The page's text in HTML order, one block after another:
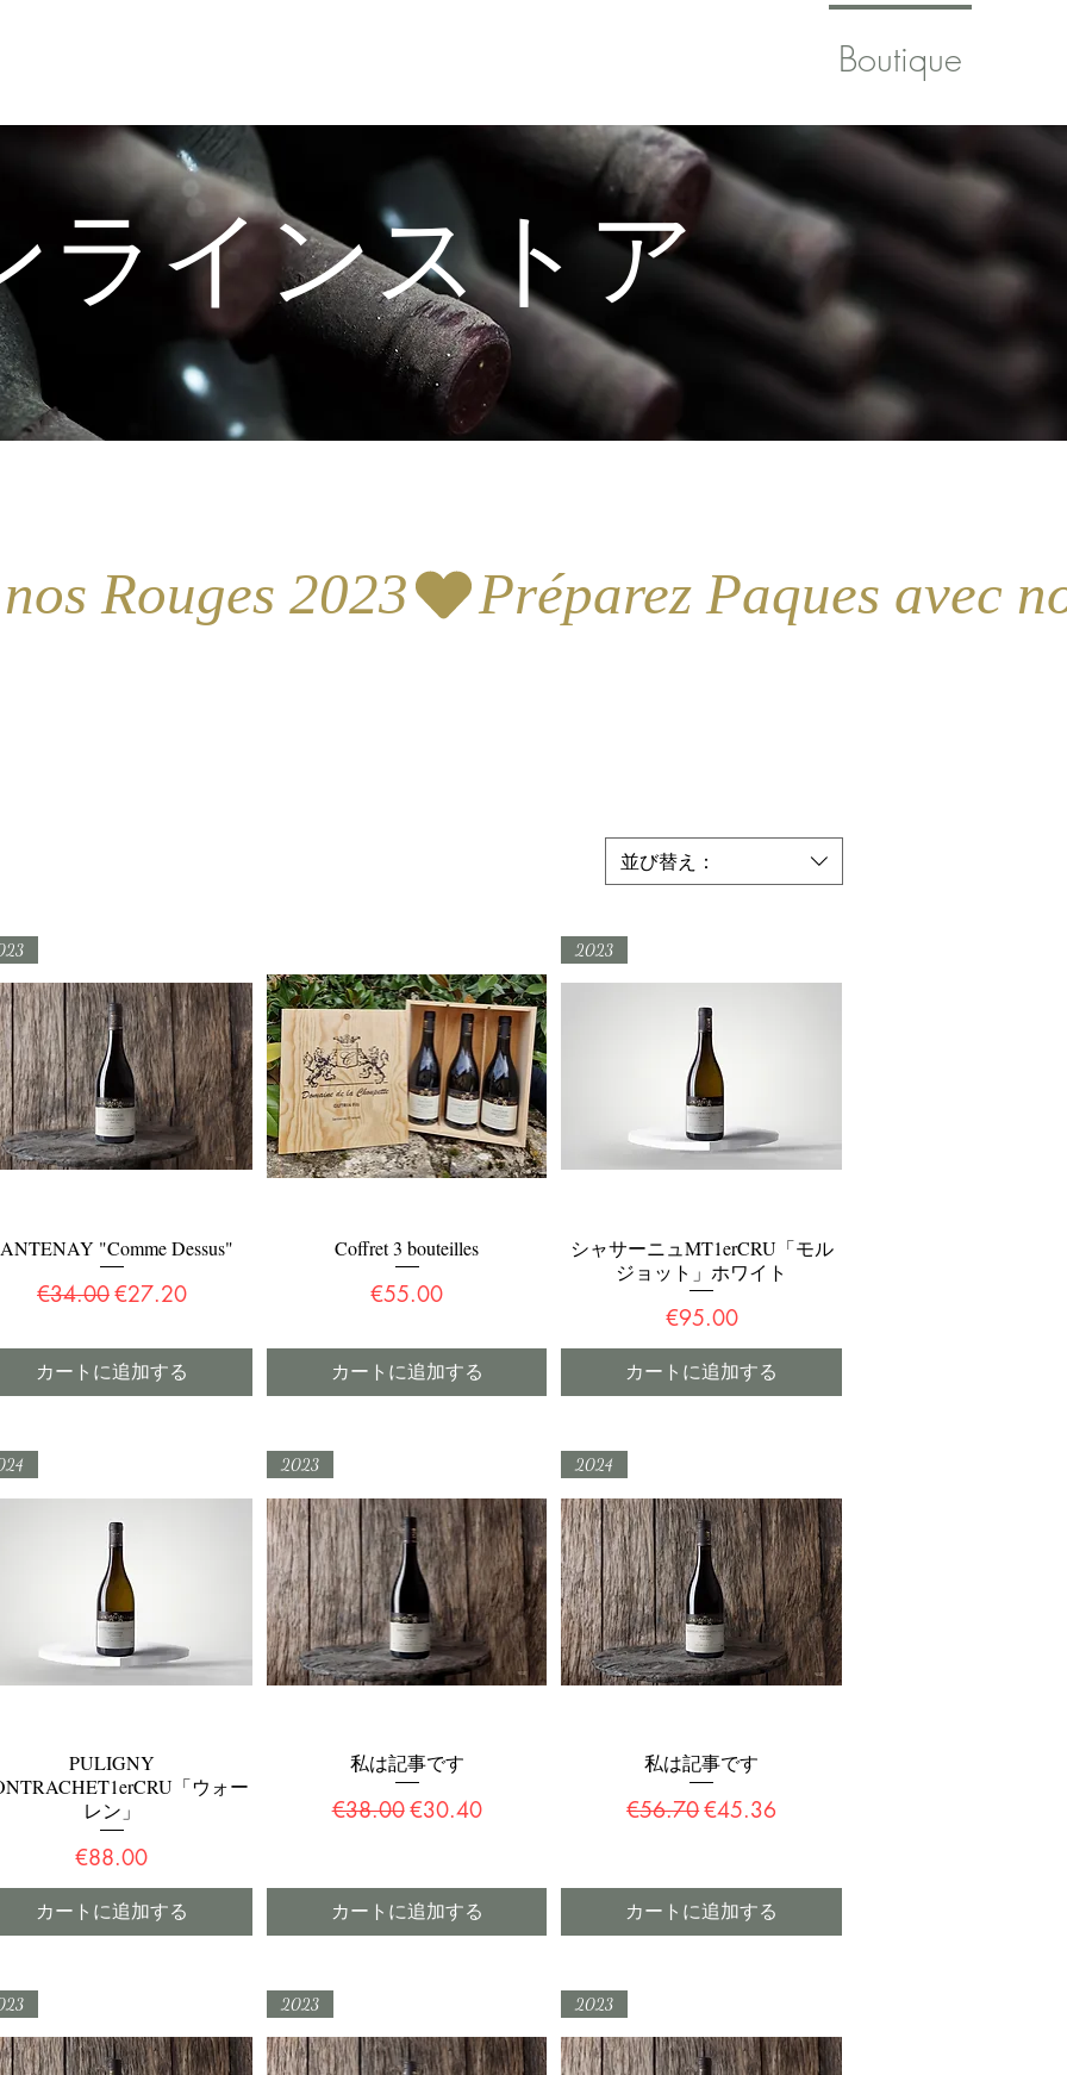
Boutique
ラインストア
Rouges 2023
並び替え：
クイックビュー
"Comme Dessus"
通常価格
€34.00セール価格
€27.20
カートに追加する
クイックビュー
Coffret 3 bouteilles
価格
€55.00
カートに追加する
クイックビュー
2023
シャサーニュMT1erCRU「モル
ジョット」ホワイト
価格
€95.00
カートに追加する
クイックビュー
PULIGNY
「ウォー
レン」
価格
€88.00
カートに追加する
クイックビュー
2023
私は記事です
通常価格
€38.00セール価格
€30.40
カートに追加する
クイックビュー
2024
私は記事です
通常価格
€56.70セール価格
€45.36
カートに追加する
2023 2023